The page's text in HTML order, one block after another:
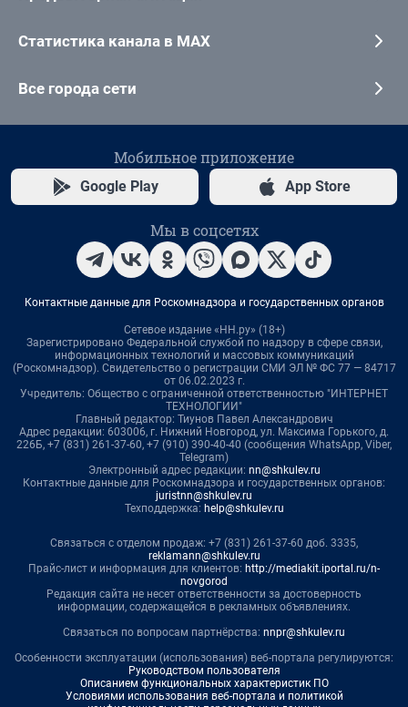
Статистика канала в MAX
Все города сети
Мобильное приложение
Google Play App Store
Мы в соцсетях
Контактные данные для Роскомнадзора и государственных органов
Сетевое издание «НН.ру» (18+)
Зарегистрировано Федеральной службой по надзору в сфере связи,
информационных технологий и массовых коммуникаций
(Роскомнадзор). Свидетельство о регистрации СМИ ЭЛ № ФС 77 — 84717
от 06.02.2023 г.
Учредитель: Общество с ограниченной ответственностью "ИНТЕРНЕТ
ТЕХНОЛОГИИ"
Главный редактор: Тиунов Павел Александрович
Адрес редакции: 603006, г. Нижний Новгород, ул. Максима Горького, д.
226Б, +7 (831) 261-37-60, +7 (910) 390-40-40 (сообщения WhatsApp, Viber,
Telegram)
Электронный адрес редакции: nn@shkulev.ru
Контактные данные для Роскомнадзора и государственных органов:
juristnn@shkulev.ru
Техподдержка: help@shkulev.ru
Связаться с отделом продаж: +7 (831) 261-37-60 доб. 3335,
reklamann@shkulev.ru
Прайс-лист и информация для клиентов: http://mediakit.iportal.ru/n-
novgorod
Редакция сайта не несет ответственности за достоверность
информации, содержащейся в рекламных объявлениях.
Связаться по вопросам партнёрства: nnpr@shkulev.ru
Особенности эксплуатации (использования) веб-портала регулируются:
Руководством пользователя
Описанием функциональных характеристик ПО
Условиями использования веб-портала и политикой